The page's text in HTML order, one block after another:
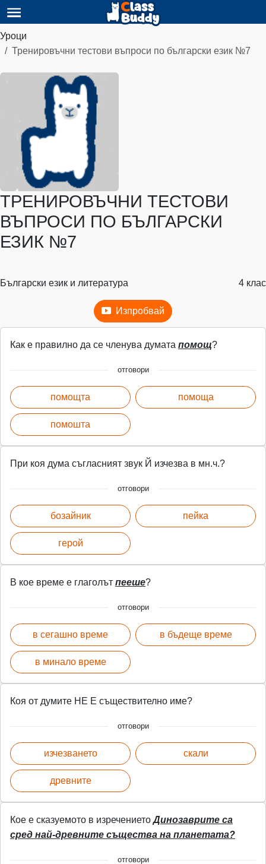
Уроци
Тренировъчни тестови въпроси по български език №7
ТРЕНИРОВЪЧНИ ТЕСТОВИ
ВЪПРОСИ ПО БЪЛГАРСКИ
ЕЗИК №7
Български език и литература 4 клас
Изпробвай
Как е правилно да се членува думата помощ?
отговори
помощта
помошта
помоща
При коя дума съгласният звук Й изчезва в мн.ч.?
отговори
бозайник
герой
пейка
В кое време е глаголът пееше?
отговори
в сегашно време
в минало време
в бъдеще време
Коя от думите НЕ Е съществително име?
отговори
изчезването
древните
скали
Кое е сказуемото в изречениетоДинозаврите са
сред най-древните същества на планетата?
отговори